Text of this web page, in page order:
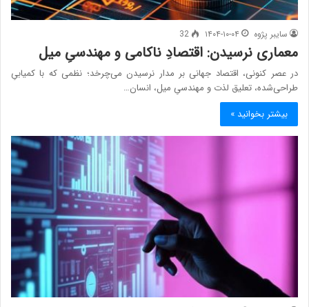
سایبر پژوه ۱۴۰۴-۱۰-۰۴ 32
معماری نرسیدن: اقتصادِ ناکامی و مهندسیِ میل
در عصر کنونی، اقتصاد جهانی بر مدار نرسیدن می‌چرخد؛ نظمی که با کمیابیِ
طراحی‌شده، تعلیق لذت و مهندسیِ میل، انسان…
بیشتر بخوانید »